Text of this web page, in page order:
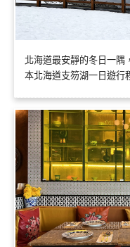
北海道最安靜的冬日一隅
本北海道支笏湖一日遊行